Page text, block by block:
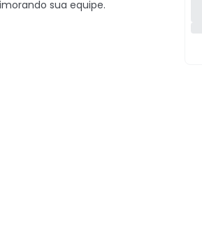
sua equipe.